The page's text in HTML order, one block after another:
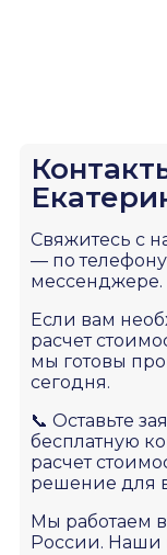
Свяжитесь с
— по
мессенджере.
Если вам
расчет
мы готовы
сегодня.
📞 Оставьте
бесплатную
расчет
решение для
Мы работаем
России. Наши